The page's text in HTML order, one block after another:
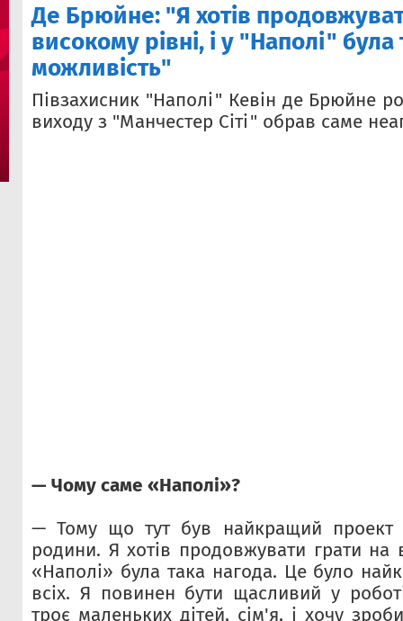
Де Брюйне: "Я хотів
високому рівні, і у "Наполі" була
можливість"
Півзахисник "Наполі" Кевін де Брюйне
виходу з "Манчестер Сіті" обрав саме
— Чому саме «Наполі»?
— Тому що тут був найкращий проект
родини. Я хотів продовжувати грати на
«Наполі» була така нагода. Це було
всіх. Я повинен бути щасливий у
троє маленьких дітей, сім'я, і хочу